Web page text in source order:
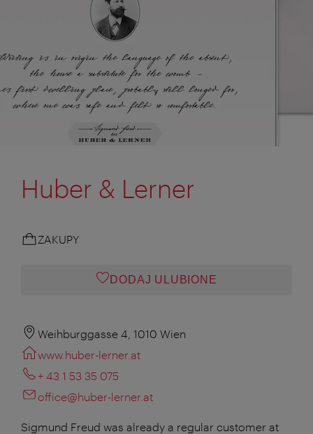
Huber & Lerner
ZAKUPY
DODAJ ULUBIONE
Weihburggasse 4, 1010 Wien
www.huber-lerner.at
+ 43 1 53 35 075
office@huber-lerner.at
Sigmund Freud was already a regular customer at